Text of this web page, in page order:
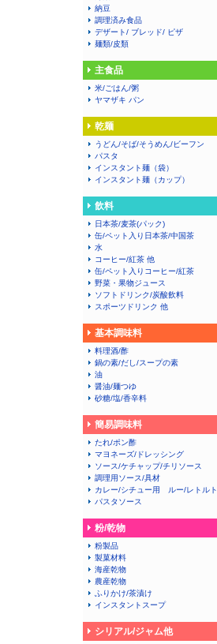
納豆
調理済み食品
デザート/ ブレッド/ ピザ
麺類/皮類
主食品
米/ごはん/粥
ヤマザキ パン
乾麺
うどん/そば/そうめん/ビーフン
パスタ
インスタント麺（袋）
インスタント麺（カップ）
飲料
日本茶/麦茶(パック)
缶/ペット入り日本茶/中国茶
水
コーヒー/紅茶 他
缶/ペット入りコーヒー/紅茶
野菜・果物ジュース
ソフトドリンク/炭酸飲料
スポーツドリンク 他
基本調味料
料理酒/酢
鍋の素/だし/スープの素
油
醤油/麺つゆ
砂糖/塩/香辛料
簡易調味料
たれ/ポン酢
マヨネーズ/ドレッシング
ソース/ケチャップ/チリソース
調理用ソース/具材
カレー/シチュー用 ルー/レトルト
パスタソース
粉/乾物
粉製品
製菓材料
海産乾物
農産乾物
ふりかけ/茶漬け
インスタントスープ
シリアル/ジャム他